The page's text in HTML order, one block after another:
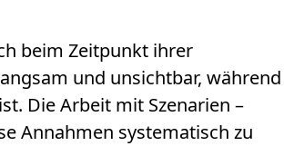
beim Zeitpunkt ihrer
und unsichtbar, während
Die Arbeit mit Szenarien –
Annahmen systematisch zu